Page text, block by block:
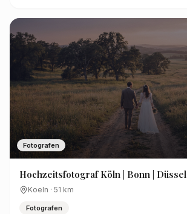
Fotografen
Hochzeitsfotograf Köln | Bonn |
Evnin
Koeln · 51 km
Fotografen